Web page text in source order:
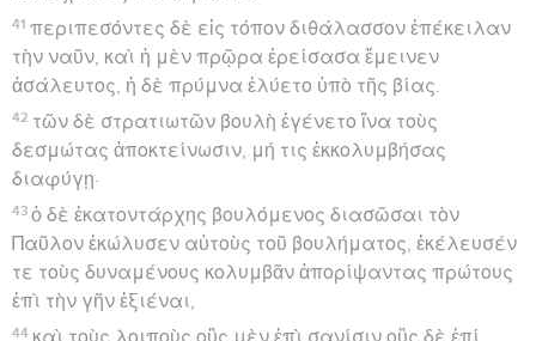
καὶ προσλαλῆσαι, ἕνεκεν γὰρ τῆς ἐλπίδος τοῦ Ἰσραὴλ
τὴν ἅλυσιν ταύτην περίκειμαι.
21 οἱ δὲ πρὸς αὐτὸν εἶπαν· Ἡμεῖς οὔτε γράμματα περὶ
σοῦ ἐδεξάμεθα ἀπὸ τῆς Ἰουδαίας, οὔτε
παραγενόμενός τις τῶν ἀδελφῶν ἀπήγγειλεν ἢ
ἐλάλησέν τι περὶ σοῦ πονηρόν.
22 ἀξιοῦμεν δὲ παρὰ σοῦ ἀκοῦσαι ἃ φρονεῖς, περὶ μὲν
γὰρ τῆς αἱρέσεως ταύτης γνωστὸν ἡμῖν ἐστιν ὅτι
πανταχοῦ ἀντιλέγεται.
23 Ταξάμενοι δὲ αὐτῷ ἡμέραν ἧκον πρὸς αὐτὸν εἰς
τὴν ξενίαν πλείονες, οἷς ἐξετίθετο διαμαρτυρόμενος